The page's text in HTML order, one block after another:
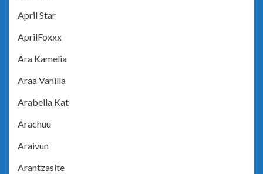
April Star
AprilFoxxx
Ara Kamelia
Araa Vanilla
Arabella Kat
Arachuu
Araivun
Arantzasite